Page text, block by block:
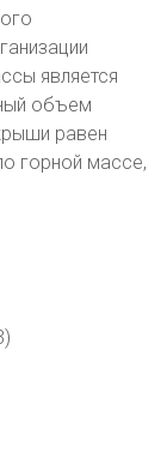
является
объем
равен
горной массе,